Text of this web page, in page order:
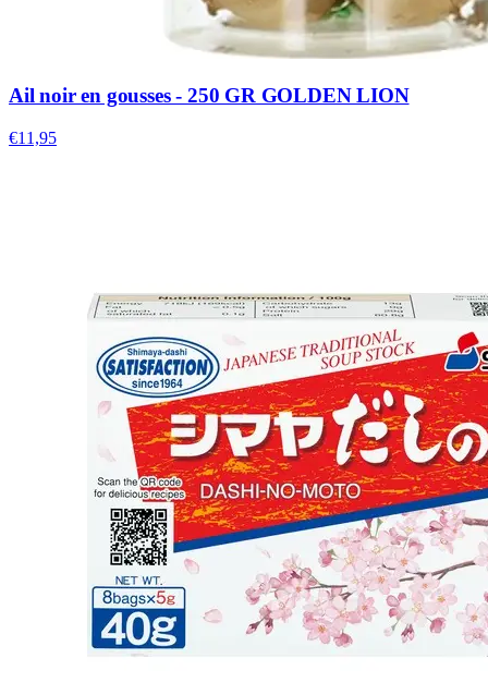
Ail noir en gousses - 250 GR GOLDEN LION
€11,95